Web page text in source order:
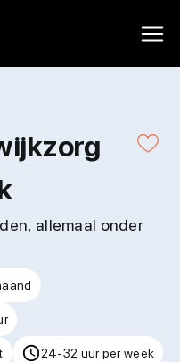
allemaal onder
24-32 uur per week